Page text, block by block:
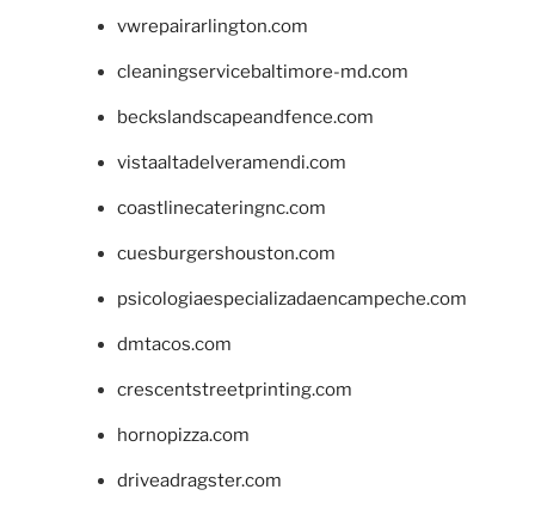
vwrepairarlington.com
cleaningservicebaltimore-md.com
beckslandscapeandfence.com
vistaaltadelveramendi.com
coastlinecateringnc.com
cuesburgershouston.com
psicologiaespecializadaencampeche.com
dmtacos.com
crescentstreetprinting.com
hornopizza.com
driveadragster.com